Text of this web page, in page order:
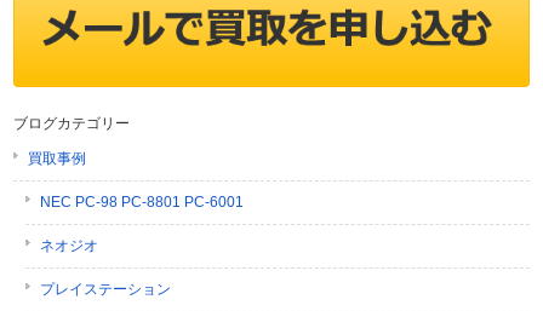
ブログカテゴリー
買取事例
NEC PC-98 PC-8801 PC-6001
ネオジオ
プレイステーション